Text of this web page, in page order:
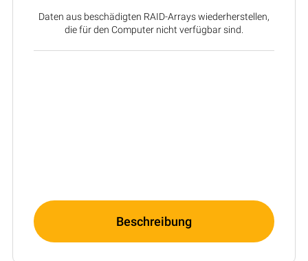
Daten aus beschädigten RAID-Arrays wiederherstellen,
die für den Computer nicht verfügbar sind.
Beschreibung